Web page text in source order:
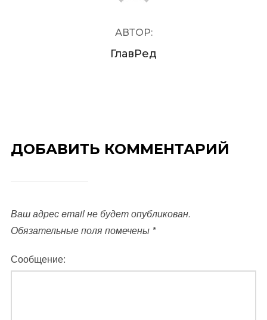
АВТОР:
ГлавРед
ДОБАВИТЬ КОММЕНТАРИЙ
Ваш адрес email не будет опубликован.
Обязательные поля помечены *
Сообщение: